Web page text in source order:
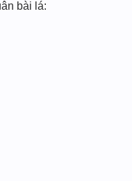
bài lá: